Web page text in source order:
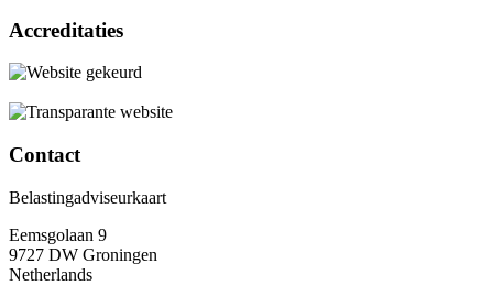
Accreditaties
Contact
Belastingadviseurkaart
Eemsgolaan 9
9727 DW Groningen
Netherlands